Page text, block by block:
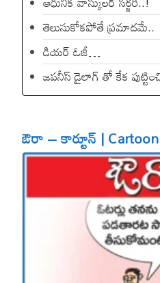
తెలుసుకోకపోతే ప్రమాదమే..
డియ‌ర్ ఓజీ…
జపనీస్ డైలాగ్ తో కేక
ఔరా – కార్టూన్ | Cartoon